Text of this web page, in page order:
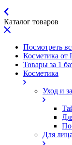
Каталог товаров
Посмотреть
Косметика от
Товары за 1
Косметика
Уход и
Для лица